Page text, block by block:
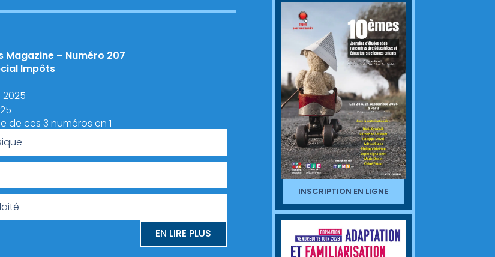
– Numéro 207
Impôts
2025
de ces 3 numéros en 1
EN LIRE PLUS
INSCRIPTION EN LIGNE